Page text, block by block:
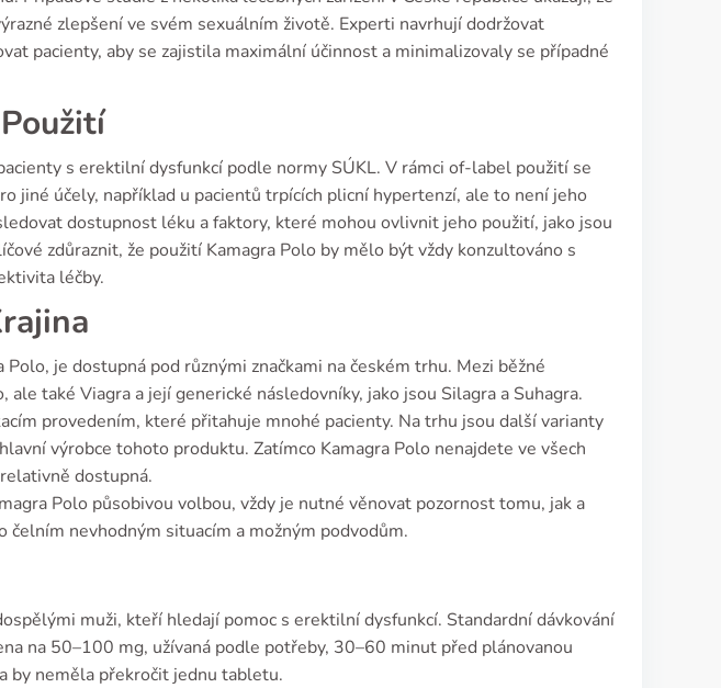
zlepšení ve svém sexuálním životě. Experti navrhují dodržovat
pacienty, aby se zajistila maximální účinnost a minimalizovaly se případné
s erektilní dysfunkcí podle normy SÚKL. V rámci of-label použití se
jiné účely, například u pacientů trpících plicní hypertenzí, ale to není jeho
dostupnost léku a faktory, které mohou ovlivnit jeho použití, jako jsou
zdůraznit, že použití Kamagra Polo by mělo být vždy konzultováno s
léčby.
je dostupná pod různými značkami na českém trhu. Mezi běžné
ale také Viagra a její generické následovníky, jako jsou Silagra a Suhagra.
provedením, které přitahuje mnohé pacienty. Na trhu jsou další varianty
výrobce tohoto produktu. Zatímco Kamagra Polo nenajdete ve všech
dostupná.
Polo působivou volbou, vždy je nutné věnovat pozornost tomu, jak a
čelním nevhodným situacím a možným podvodům.
muži, kteří hledají pomoc s erektilní dysfunkcí. Standardní dávkování
na 50–100 mg, užívaná podle potřeby, 30–60 minut před plánovanou
by neměla překročit jednu tabletu.